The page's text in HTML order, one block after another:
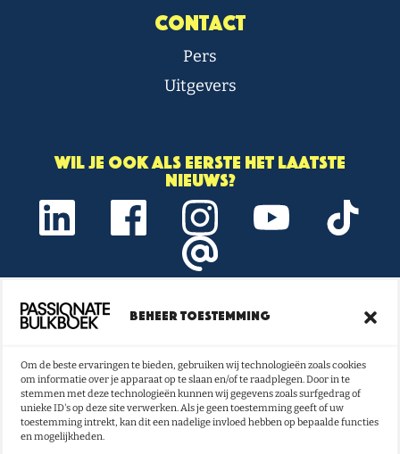
Beheer toestemming
Om de beste ervaringen te bieden, gebruiken wij technologieën zoals cookies
om informatie over je apparaat op te slaan en/of te raadplegen. Door in te
stemmen met deze technologieën kunnen wij gegevens zoals surfgedrag of
unieke ID's op deze site verwerken. Als je geen toestemming geeft of uw
toestemming intrekt, kan dit een nadelige invloed hebben op bepaalde functies
en mogelijkheden.
Contact
Pers
Uitgevers
Wil je ook als eerste het laatste
nieuws?
Onze nieuwsbrief vol boeken- en
NU INSCHRIJVEN